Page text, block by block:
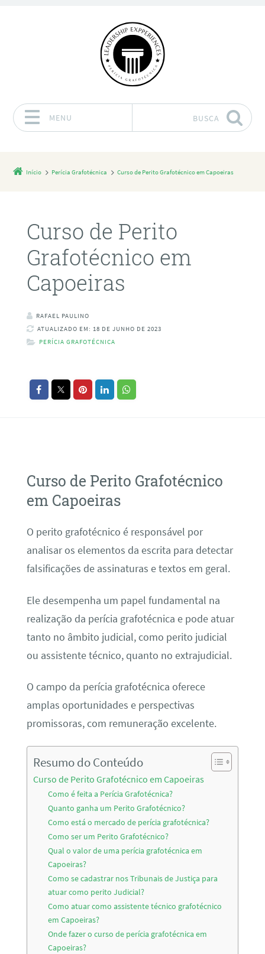
MENU BUSCA
Início Perícia Grafotécnica Curso de Perito Grafotécnico em Capoeiras
Curso de Perito
Grafotécnico em
Capoeiras
RAFAEL PAULINO
ATUALIZADO EM: 18 DE JUNHO DE 2023
PERÍCIA GRAFOTÉCNICA
Curso de Perito Grafotécnico
em Capoeiras
O perito grafotécnico é responsável por
analisar os elementos da escrita para detectar
falsificações de assinaturas e textos em geral.
Ele desempenha um papel fundamental na
realização da perícia grafotécnica e pode atuar
tanto no âmbito judicial, como perito judicial
ou assistente técnico, quanto no extrajudicial.
O campo da perícia grafotécnica oferece
amplas oportunidades e perspectivas
promissoras, com remuneração excelente.
Resumo do Conteúdo
Curso de Perito Grafotécnico em Capoeiras
Como é feita a Perícia Grafotécnica?
Quanto ganha um Perito Grafotécnico?
Como está o mercado de perícia grafotécnica?
Como ser um Perito Grafotécnico?
Qual o valor de uma perícia grafotécnica em
Capoeiras?
Como se cadastrar nos Tribunais de Justiça para
atuar como perito Judicial?
Como atuar como assistente técnico grafotécnico
em Capoeiras?
Onde fazer o curso de perícia grafotécnica em
Capoeiras?